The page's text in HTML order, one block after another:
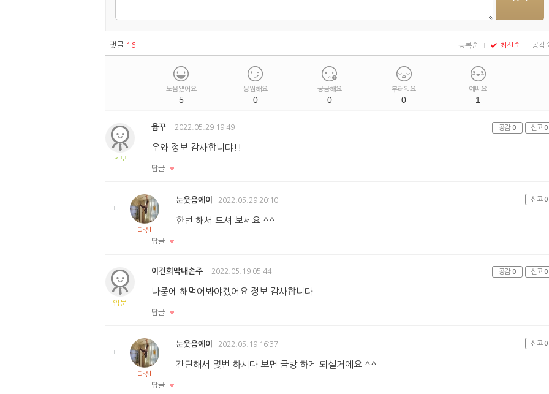
댓글 16 등록순 최신순 공감
도움됐어요
5
응원해요
0
궁금해요
0
부러워요
0
예뻐요
1
초보
윱꾸 2022.05.29 19:49
우와 정보 감사합니댜!!
답글
공감 0 신고 0
다신
눈웃음에이 2022.05.29 20:10
한번 해서 드셔 보세요 ^^
신고 0
답글
입문
이건희막내손주 2022.05.19 05:44
나중에 해먹어봐야겠어요 정보 감사합니다
답글
공감 0 신고 0
다신
눈웃음에이 2022.05.19 16:37
간단해서 몇번 하시다 보면 금방 하게 되실거에요 ^^
신고 0
답글